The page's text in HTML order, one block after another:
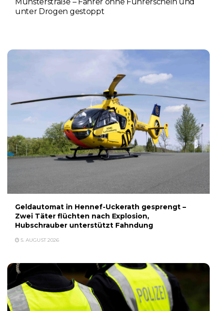
unter Drogen gestoppt
Geldautomat in Hennef-Uckerath gesprengt –
Zwei Täter flüchten nach Explosion,
Hubschrauber unterstützt Fahndung
5. AUGUST 2026